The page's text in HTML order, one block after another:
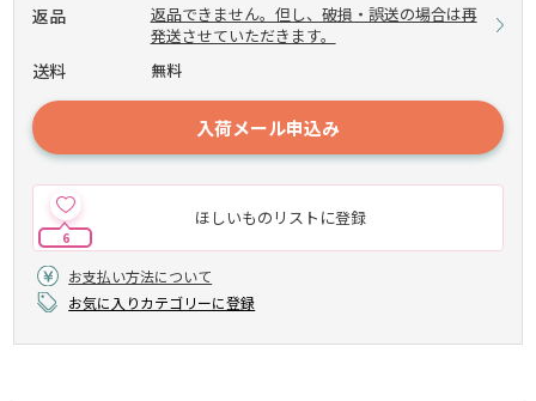
返品
返品できません。但し、破損・誤送の場合は再
発送させていただきます。
送料 無料
入荷メール申込み
ほしいものリストに登録
6
お支払い方法について
お気に入りカテゴリーに登録